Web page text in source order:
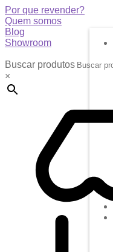
Por que revender?
Quem somos
Blog
Showroom
Buscar produtos
×